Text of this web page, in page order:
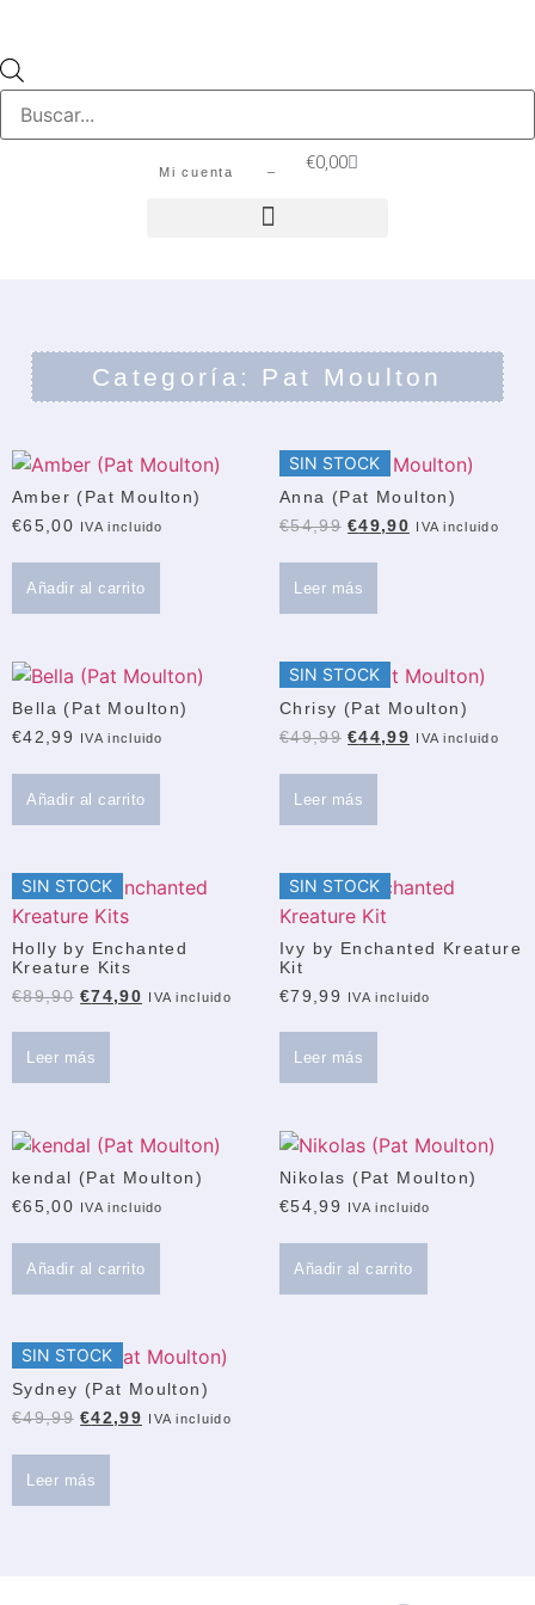
Mi cuenta – €0,00
Categoría: Pat Moulton
Amber (Pat Moulton)
€65,00 IVA incluido
Añadir al carrito
SIN STOCK
Anna (Pat Moulton)
€54,99 €49,90 IVA incluido
Leer más
Bella (Pat Moulton)
€42,99 IVA incluido
Añadir al carrito
SIN STOCK
Chrisy (Pat Moulton)
€49,99 €44,99 IVA incluido
Leer más
SIN STOCK
Holly by Enchanted
Kreature Kits
€89,90 €74,90 IVA incluido
Leer más
SIN STOCK
Ivy by Enchanted Kreature
Kit
€79,99 IVA incluido
Leer más
kendal (Pat Moulton)
€65,00 IVA incluido
Añadir al carrito
Nikolas (Pat Moulton)
€54,99 IVA incluido
Añadir al carrito
SIN STOCK
Sydney (Pat Moulton)
€49,99 €42,99 IVA incluido
Leer más